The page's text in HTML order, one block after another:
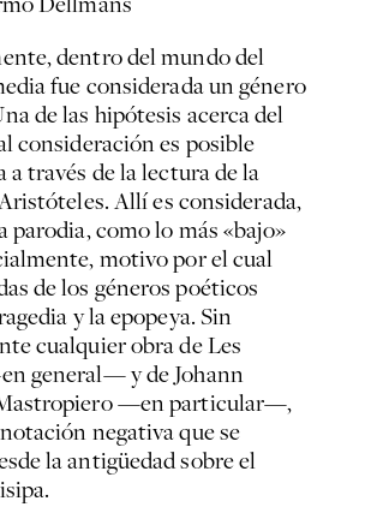
dentro del mundo del
fue considerada un género
de las hipótesis acerca del
consideración es posible
través de la lectura de la
Allí es considerada,
parodia, como lo más «bajo»
motivo por el cual
de los géneros poéticos
y la epopeya. Sin
cualquier obra de Les
general— y de Johann
—en particular—,
negativa que se
la antigüedad sobre el